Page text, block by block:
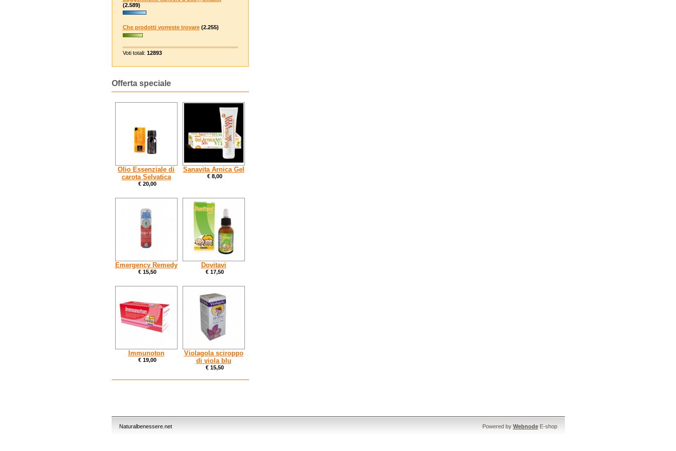
(2.589)
Che prodotti vorreste trovare (2.255)
Voti totali: 12893
Offerta speciale
Olio Essenziale di
carota Selvatica
€ 20,00
Sanavita Arnica Gel
€ 8,00
Emergency Remedy
€ 15,50
Dovitavi
€ 17,50
Immunoton
€ 19,00
Violagola sciroppo
di viola blu
€ 15,50
Naturalbenessere.net Powered by WebnodeE-shop